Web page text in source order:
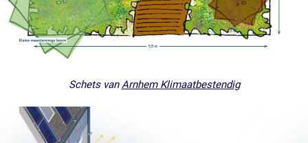
Schets vanArnhem Klimaatbestendig